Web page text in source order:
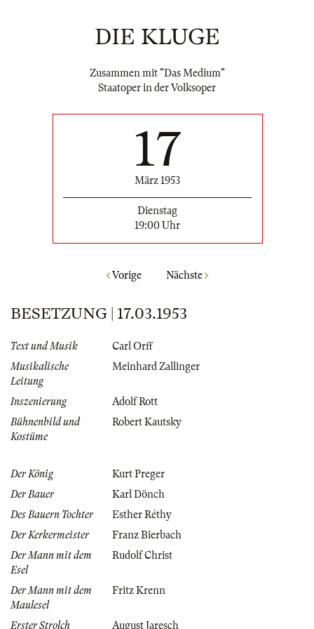
DIE KLUGE
Zusammen mit "Das Medium"
Staatoper in der Volksoper
17
März 1953
Dienstag
19:00 Uhr
Vorige Nächste
BESETZUNG | 17.03.1953
Text und Musik
Carl Orff
Musikalische
Leitung
Meinhard Zallinger
Inszenierung
Adolf Rott
Bühnenbild und
Kostüme
Robert Kautsky
Der König
Kurt Preger
Der Bauer
Karl Dönch
Des Bauern Tochter
Esther Réthy
Der Kerkermeister
Franz Bierbach
Der Mann mit dem
Esel
Rudolf Christ
Der Mann mit dem
Maulesel
Fritz Krenn
Erster Strolch August Jaresch